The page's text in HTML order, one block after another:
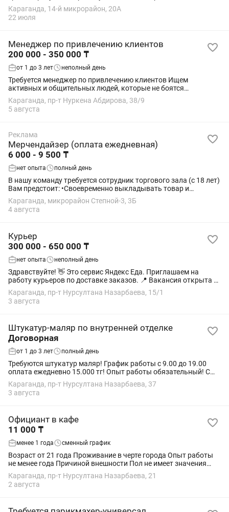
Обучение предоставляем ( стажировку оплачиваем ) •График:
5/2 , с 10:30 до...
Караганда, 14-й микрорайон, 20А
22 июля
Менеджер по привлечению клиентов
200 000 - 350 000 ₸
от 1 до 3 лет неполный день
Требуется менеджер по привлечению клиентов Ищем
активных и общительных людей, которые не боятся
знакомиться с новыми людьми и любят живое общение.
Требования: • Возраст от 16 лет. • Грамотная...
Караганда, пр-т Нуркена Абдирова, 38/9
5 августа
Реклама
Мерчендайзер (оплата ежедневная)
6 000 - 9 500 ₸
нет опыта полный день
В нашу команду требуется сотрудник торгового зала (с 18 лет)
Вам предстоит: •Своевременно выкладывать товар и
поддерживать наполненность полок; •Контролировать
отсутствие товара с истекшим сроком...
Караганда, микрорайон Степной-3, 3Б
4 августа
Курьер
300 000 - 650 000 ₸
нет опыта неполный день
Здравствуйте! 👋 Это сервис Яндекс Еда. Приглашаем на
работу курьеров по доставке заказов. 📍 Вакансия открыта в
городах: • Алматы • Астана • Шымкент • Актобе • Атырау •
Актау • Костанай •...
Караганда, пр-т Нурсултана Назарбаева, 15/1
3 августа
Штукатур-маляр по внутренней отделке
Договорная
от 1 до 3 лет полный день
Требуются штукатур маляр! График работы с 9.00 до 19.00
оплата ежедневно 15.000 тг! Опыт работы обязательный! С
собой иметь шпателя и ведро! Обед тоже с собой! Объект
находиться в городе!
Караганда, пр-т Нурсултана Назарбаева, 37
3 августа
Официант в кафе
11 000 ₸
менее 1 года сменный график
Возраст от 21 года Проживание в черте города Опыт работы
не менее года Причиной внешности Пол не имеет значения
Оклад 10000 Проезд 1000 Проценты 5% От кассы (кухня)
Назарбаева 21. Ресторан Да...
Караганда, пр-т Нурсултана Назарбаева, 21
2 августа